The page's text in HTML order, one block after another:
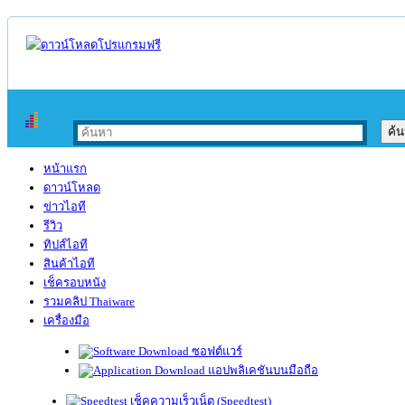
หน้าแรก
ดาวน์โหลด
ข่าวไอที
รีวิว
ทิปส์ไอที
สินค้าไอที
เช็ครอบหนัง
รวมคลิป Thaiware
เครื่องมือ
ซอฟต์แวร์
แอปพลิเคชันบนมือถือ
เช็คความเร็วเน็ต (Speedtest)